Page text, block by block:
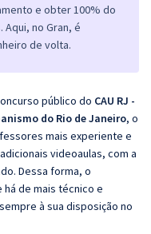
e obter 100% do
no Gran, é
de volta.
público do CAU RJ -
do Rio de Janeiro, o
mais experiente e
videoaulas, com a
Dessa forma, o
de mais técnico e
à sua disposição no